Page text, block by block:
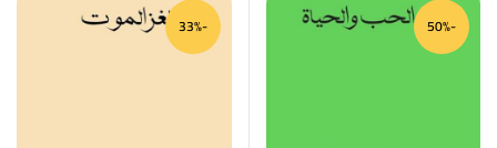
-50%
-33%